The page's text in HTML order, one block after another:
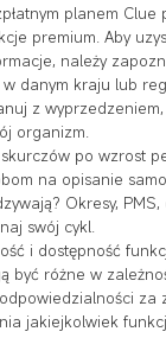
planem Clue
premium. Aby
należy
danym kraju lub
z
organizm.
po wzrost
na opisanie
Okresy,
swój cykl.
i dostępność
być różne w
za
jakiejkolwiek